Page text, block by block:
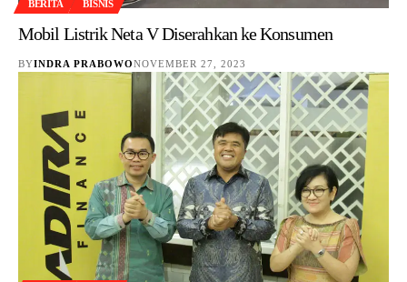
BERITA BISNIS
Mobil Listrik Neta V Diserahkan ke Konsumen
BYINDRA PRABOWONOVEMBER 27, 2023